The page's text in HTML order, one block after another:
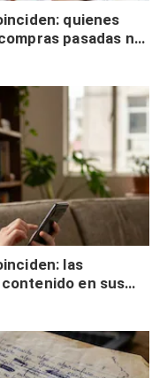
quienes
pasadas no
necesidad de
las
en sus
validación